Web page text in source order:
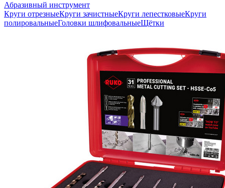
Абразивный инструмент
Круги отрезныеКруги зачистныеКруги лепестковыеКруги
полировальныеГоловки шлифовальныеЩётки